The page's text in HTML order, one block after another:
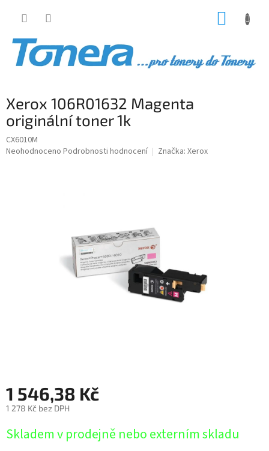
Xerox 106R01632 Magenta
originální toner 1k
CX6010M
Průměrné
Neohodnoceno Podrobnosti hodnocení Značka: Xerox
1 546,38 Kč
1 278 Kč bez DPH
cena:
Skladem v prodejně nebo externím skladu